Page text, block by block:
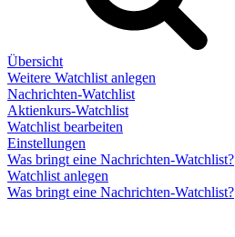
Übersicht
Weitere Watchlist anlegen
Nachrichten-Watchlist
Aktienkurs-Watchlist
Watchlist bearbeiten
Einstellungen
Was bringt eine Nachrichten-Watchlist?
Watchlist anlegen
Was bringt eine Nachrichten-Watchlist?